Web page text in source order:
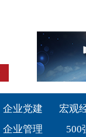
企业党建 宏观
企业管理 500